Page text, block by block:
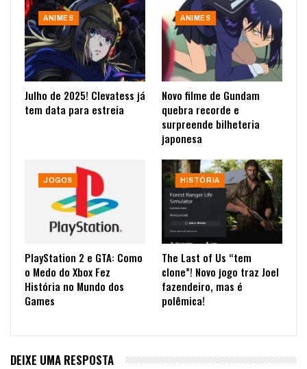
ANIMES
Julho de 2025! Clevatess já
tem data para estreia
ANIMES
Novo filme de Gundam
quebra recorde e
surpreende bilheteria
japonesa
JOGOS
PlayStation 2 e GTA: Como
o Medo do Xbox Fez
História no Mundo dos
Games
HISTÓRIA
The Last of Us “tem
clone”! Novo jogo traz Joel
fazendeiro, mas é
polêmica!
DEIXE UMA RESPOSTA